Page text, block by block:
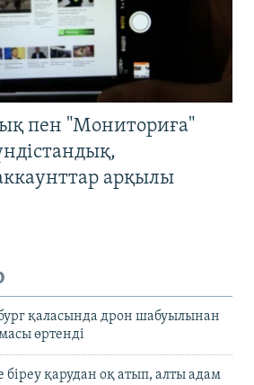
пен "Мониториға"
арқылы
қаласында дрон шабуылынан
өртенді
біреу қарудан оқ атып, алты адам